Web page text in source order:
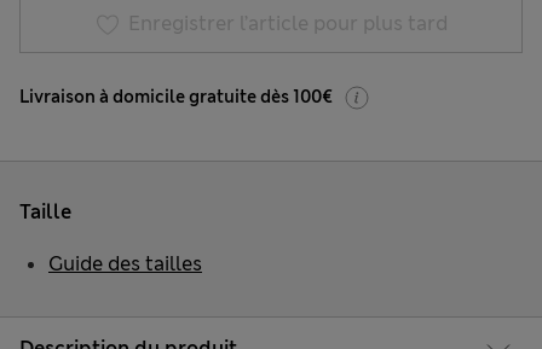
Enregistrer l’article pour plus tard
Livraison à domicile gratuite dès 100€
Taille
Guide des tailles